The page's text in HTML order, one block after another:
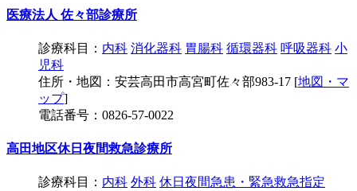
医療法人 佐々部診療所
診療科目： 内科 消化器科 胃腸科 循環器科 呼吸器科 小
児科
住所・地図：安芸高田市高宮町佐々部983-17 [地図・マ
ップ]
電話番号：0826-57-0022
高田地区休日夜間救急診療所
診療科目： 内科 外科 休日夜間急患・緊急救急指定